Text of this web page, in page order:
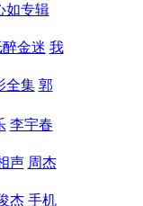
如专辑
金迷 我
全集 郭
李宇春
声 周杰
杰 手机